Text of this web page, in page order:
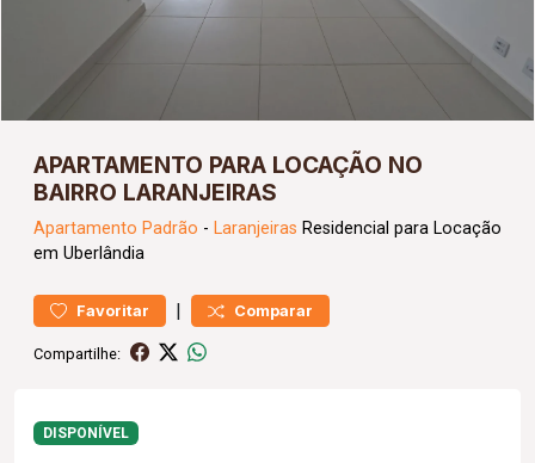
APARTAMENTO PARA LOCAÇÃO NO
BAIRRO LARANJEIRAS
Apartamento Padrão - Laranjeiras Residencial para Locação
em Uberlândia
Favoritar | Comparar
Compartilhe:
DISPONÍVEL